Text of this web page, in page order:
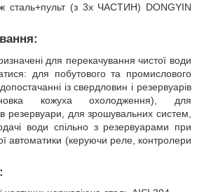
сталь+пульт (з 3х ЧАСТИН) DONGYIN
для перекачування чистої води
для побутового та промислового
iз свердловин і резервуарів
кожуха охолодження), для
резервуари, для зрошувальних систем,
води спільно з резервуарами при
автоматики (керуючи реле, контролери